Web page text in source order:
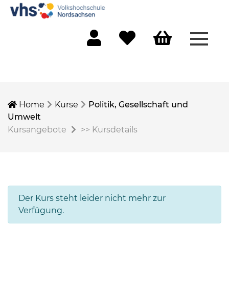
Home Kurse
Politik, Gesellschaft und
Umwelt
Kursangebote
>> Kursdetails
Der Kurs steht leider nicht mehr zur
Verfügung.